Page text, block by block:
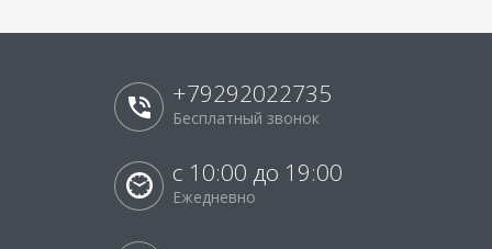
+79292022735
Бесплатный звонок
с 10:00 до 19:00
Ежедневно